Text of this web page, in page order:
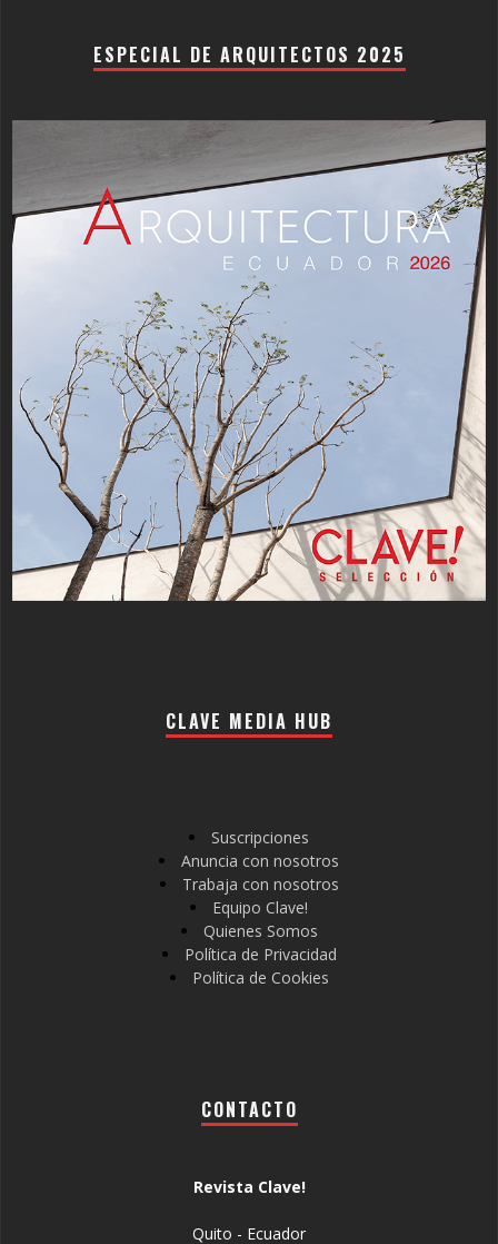
ESPECIAL DE ARQUITECTOS 2025
CLAVE MEDIA HUB
Suscripciones
Anuncia con nosotros
Trabaja con nosotros
Equipo Clave!
Quienes Somos
Política de Privacidad
Política de Cookies
CONTACTO
Revista Clave!
Quito - Ecuador